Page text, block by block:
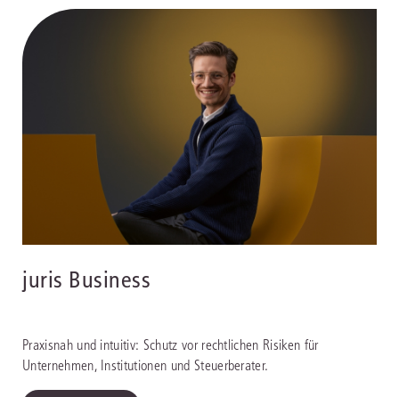
juris Business
Praxisnah und intuitiv: Schutz vor rechtlichen Risiken für
Unternehmen, Institutionen und Steuerberater.